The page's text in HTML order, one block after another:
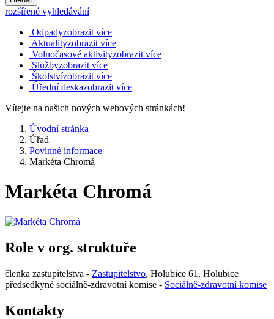
rozšířené vyhledávání
Odpadyzobrazit více
Aktualityzobrazit více
Volnočasové aktivityzobrazit více
Službyzobrazit více
Školstvízobrazit více
Úřední deskazobrazit více
Vítejte na našich nových webových stránkách!
Úvodní stránka
Úřad
Povinné informace
Markéta Chromá
Markéta Chromá
Role v org. struktuře
členka zastupitelstva - Zastupitelstvo, Holubice 61, Holubice
předsedkyně sociálně-zdravotní komise - Sociálně-zdravotní komise
Kontakty